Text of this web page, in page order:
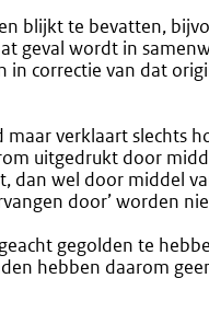
blijkt te bevatten,
geval wordt in
in correctie van dat
verklaart slechts
uitgedrukt door
dan wel door middel
door’ worden
gegolden te
hebben daarom